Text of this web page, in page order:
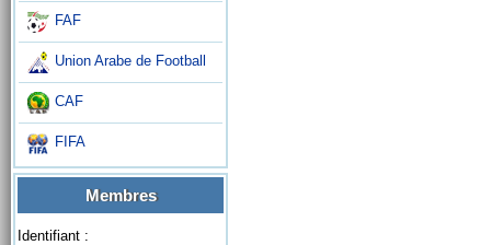
FAF
Union Arabe de Football
CAF
FIFA
Membres
Identifiant :